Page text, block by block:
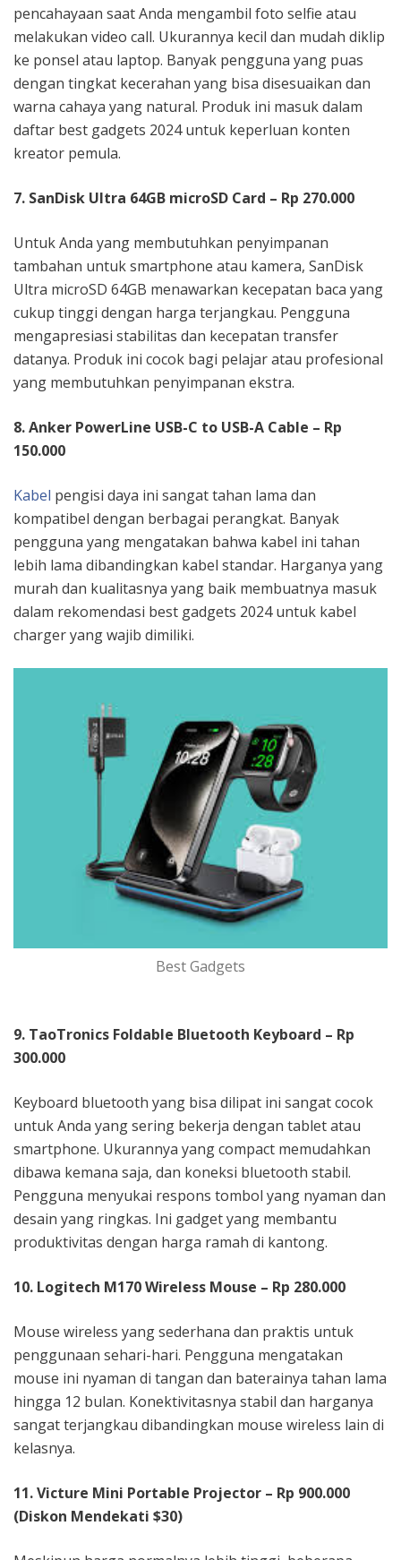
pencahayaan saat Anda mengambil foto selfie atau
melakukan video call. Ukurannya kecil dan mudah diklip
ke ponsel atau laptop. Banyak pengguna yang puas
dengan tingkat kecerahan yang bisa disesuaikan dan
warna cahaya yang natural. Produk ini masuk dalam
daftar best gadgets 2024 untuk keperluan konten
kreator pemula.
7. SanDisk Ultra 64GB microSD Card – Rp 270.000
Untuk Anda yang membutuhkan penyimpanan
tambahan untuk smartphone atau kamera, SanDisk
Ultra microSD 64GB menawarkan kecepatan baca yang
cukup tinggi dengan harga terjangkau. Pengguna
mengapresiasi stabilitas dan kecepatan transfer
datanya. Produk ini cocok bagi pelajar atau profesional
yang membutuhkan penyimpanan ekstra.
8. Anker PowerLine USB-C to USB-A Cable – Rp
150.000
Kabel pengisi daya ini sangat tahan lama dan
kompatibel dengan berbagai perangkat. Banyak
pengguna yang mengatakan bahwa kabel ini tahan
lebih lama dibandingkan kabel standar. Harganya yang
murah dan kualitasnya yang baik membuatnya masuk
dalam rekomendasi best gadgets 2024 untuk kabel
charger yang wajib dimiliki.
Best Gadgets
9. TaoTronics Foldable Bluetooth Keyboard – Rp
300.000
Keyboard bluetooth yang bisa dilipat ini sangat cocok
untuk Anda yang sering bekerja dengan tablet atau
smartphone. Ukurannya yang compact memudahkan
dibawa kemana saja, dan koneksi bluetooth stabil.
Pengguna menyukai respons tombol yang nyaman dan
desain yang ringkas. Ini gadget yang membantu
produktivitas dengan harga ramah di kantong.
10. Logitech M170 Wireless Mouse – Rp 280.000
Mouse wireless yang sederhana dan praktis untuk
penggunaan sehari-hari. Pengguna mengatakan
mouse ini nyaman di tangan dan baterainya tahan lama
hingga 12 bulan. Konektivitasnya stabil dan harganya
sangat terjangkau dibandingkan mouse wireless lain di
kelasnya.
11. Victure Mini Portable Projector – Rp 900.000
(Diskon Mendekati $30)